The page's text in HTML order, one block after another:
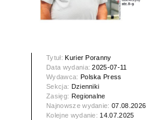
Tytuł: Kurier Poranny
Data wydania:2025-07-11
Wydawca: Polska Press
Sekcja: Dzienniki
Zasięg: Regionalne
Najnowsze wydanie:07.08.2026
Kolejne wydanie: 14.07.2025